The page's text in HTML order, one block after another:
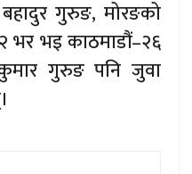
गुरुङ, मोरङको
भर भइ काठमाडौं–२६
कुमार गुरुङ पनि जुवा